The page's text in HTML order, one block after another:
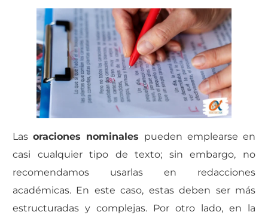
Lasoraciones nominales pueden emplearse en
casi cualquier tipo de texto; sin embargo, no
recomendamos usarlas en redacciones
académicas. En este caso, estas deben ser más
estructuradas y complejas. Por otro lado, en la